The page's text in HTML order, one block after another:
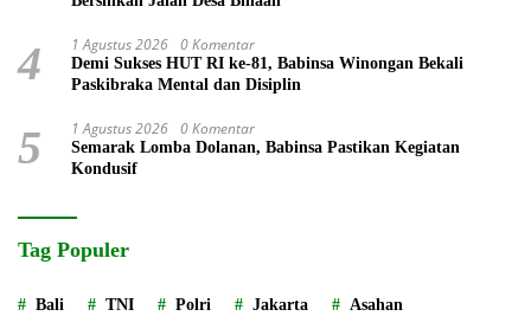
4 1 Agustus 2026 0 Komentar
Demi Sukses HUT RI ke-81, Babinsa Winongan Bekali
Paskibraka Mental dan Disiplin
5 1 Agustus 2026 0 Komentar
Semarak Lomba Dolanan, Babinsa Pastikan Kegiatan
Kondusif
Tag Populer
Bali TNI Polri Jakarta Asahan